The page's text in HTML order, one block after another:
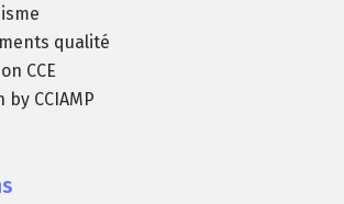
qualité
CCE
CCIAMP